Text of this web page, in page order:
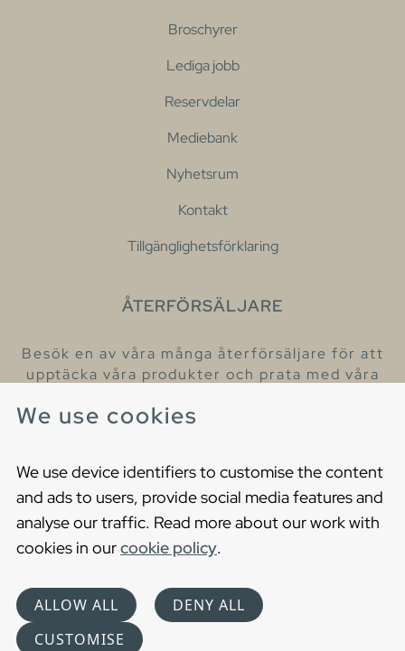
We use cookies
We use device identifiers to customise the content
and ads to users, provide social media features and
analyse our traffic. Read more about our work with
cookies in ourcookie policy.
ALLOW ALL
DENY ALL
CUSTOMISE
Broschyrer
Lediga jobb
Reservdelar
Mediebank
Nyhetsrum
Kontakt
Tillgänglighetsförklaring
ÅTERFÖRSÄLJARE
Besök en av våra många återförsäljare för att
upptäcka våra produkter och prata med våra
Cookies
Privacy statement
Choose language